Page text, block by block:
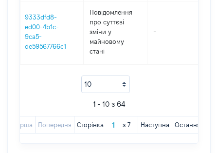
9333dfd8-
ed00-4b1c-
9ca5-
de59567766c1
Повідомлення
про суттєві
зміни y
майновому
стані
-
1 - 10 з 64
Перша Попередня Сторінка з 7 Наступна Остання